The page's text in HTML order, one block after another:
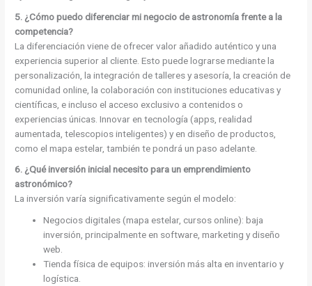
5. ¿Cómo puedo diferenciar mi negocio de astronomía frente a la
competencia?
La diferenciación viene de ofrecer valor añadido auténtico y una
experiencia superior al cliente. Esto puede lograrse mediante la
personalización, la integración de talleres y asesoría, la creación de
comunidad online, la colaboración con instituciones educativas y
científicas, e incluso el acceso exclusivo a contenidos o
experiencias únicas. Innovar en tecnología (apps, realidad
aumentada, telescopios inteligentes) y en diseño de productos,
como el mapa estelar, también te pondrá un paso adelante.
6. ¿Qué inversión inicial necesito para un emprendimiento
astronómico?
La inversión varía significativamente según el modelo:
Negocios digitales (mapa estelar, cursos online): baja
inversión, principalmente en software, marketing y diseño
web.
Tienda física de equipos: inversión más alta en inventario y
logística.